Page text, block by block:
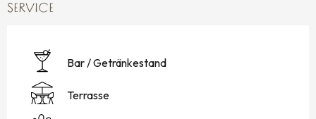
SERVICE
Bar / Getränkestand
Terrasse